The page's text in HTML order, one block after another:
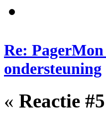
Re:
ondersteuning
« Reactie